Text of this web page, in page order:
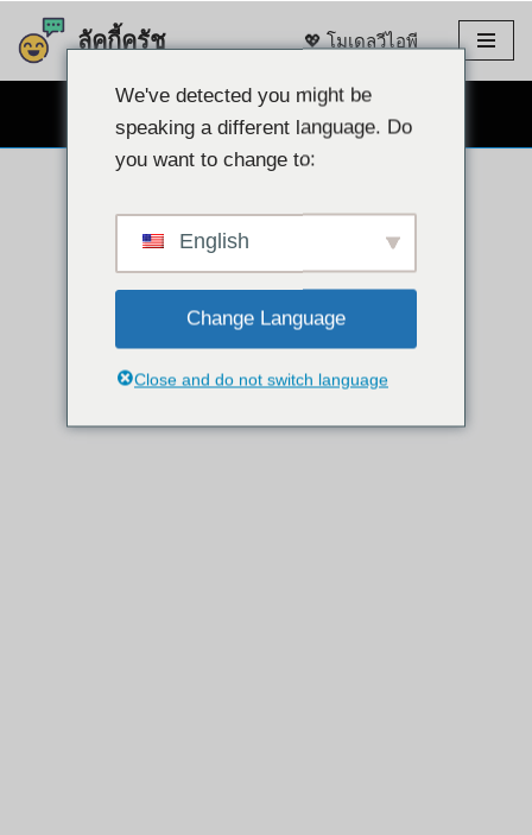
ข้าม
เนื้อหา
ลัคกี้ครัช 💖 โมเดลวีไอพี
แชทผ่านเว็บแคมฟรี 👉
We've detected you might be
speaking a different language. Do
you want to change to:
English
Change Language
Close and do not switch language